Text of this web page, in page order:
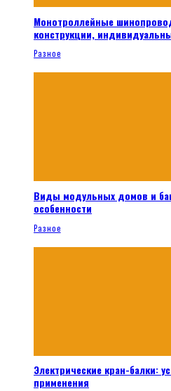
Монотроллейные
конструкции,
Разное
Виды модульных домов и
особенности
Разное
Электрические кран-балки:
применения